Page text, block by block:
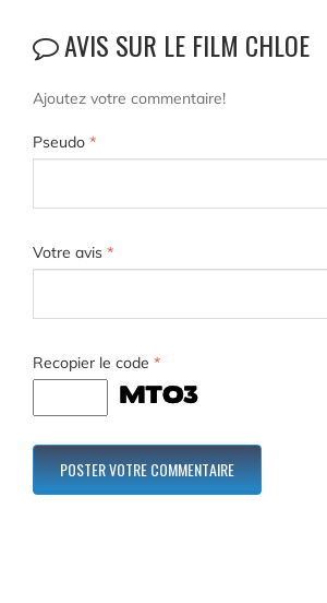
AVIS SUR LE FILM CHLOE
Ajoutez votre commentaire!
Pseudo *
Votre avis *
Recopier le code *